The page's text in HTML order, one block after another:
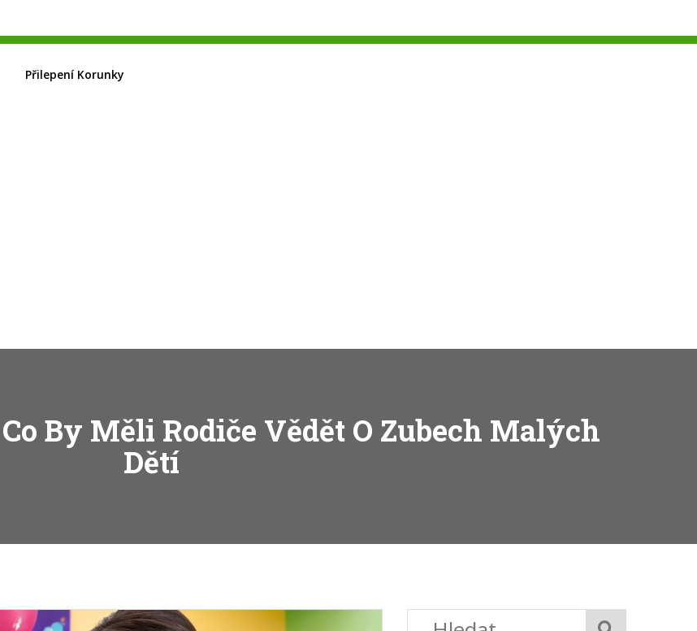
Přilepení Korunky
By Měli Rodiče Vědět O Zubech Malých
Dětí